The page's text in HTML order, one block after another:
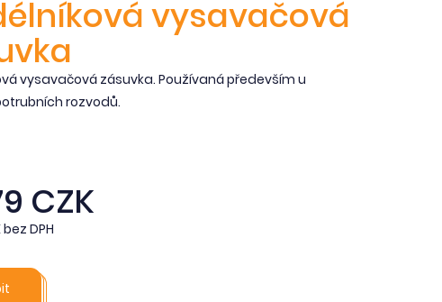
vysavačová
vysavačová zásuvka. Používaná především u
rozvodů.
CZK
DPH